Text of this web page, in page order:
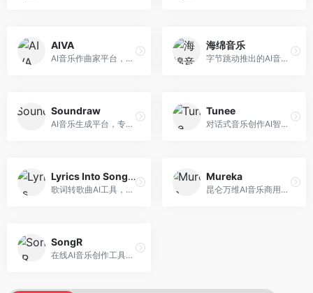
AIVA
AI音乐作曲家平台，专注于古典和影视配乐创作。面向影视制作人和游戏开发者，提供原创音乐生成、配乐定制等服务，音乐风格专业，适合影视游戏配乐。
海绵音乐
字节跳动推出的AI音乐创作平台，支持多风格音乐生成。面向内容创作者和音乐爱好者，提供歌词创作、旋律生成、编曲制作等服务，创作效率高，适合短视频配乐。
Soundraw
AI音乐生成平台，专注于免版税音乐创作。面向视频创作者和内容制作者，提供背景音乐生成、音乐定制等服务，音乐版权清晰，适合视频配乐场景。
Tunee
对话式音乐创作AI智能体，支持自然语言交互创作。面向音乐爱好者，通过对话方式完成音乐创作，交互体验友好，创作过程直观。
Lyrics Into Song AI
歌词转歌曲AI工具，支持将歌词转化为完整歌曲。面向歌词创作者和音乐爱好者，提供歌词谱曲、编曲制作等服务，歌词音乐化效率高。
Mureka
昆仑万维AI音乐商用创作平台，专注于商业音乐授权。面向企业和商业用户，提供版权音乐生成、商用授权等服务，音乐版权清晰，商业应用安全。
SongR
在线AI音乐创作工具，支持歌词与旋律一体化生成。面向内容创作者和音乐爱好者，提供歌词创作、旋律生成、音乐制作等服务，操作简便，创作速度快。